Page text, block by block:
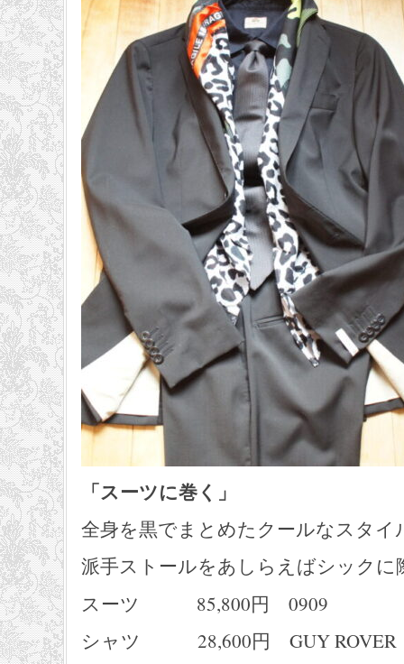
「スーツに巻く」
全身を黒でまとめたクールなスタイ
派手ストールをあしらえばシックに
スーツ 85,800円 0909
シャツ 28,600円 GUY ROVER